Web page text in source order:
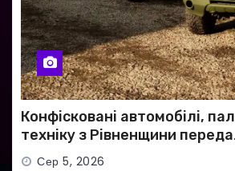
Конфісковані автомобілі,
техніку з Рівненщини
ЗСУСер 5, 2026